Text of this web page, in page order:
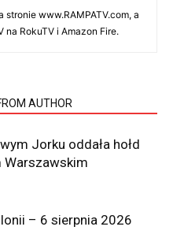
www.RAMPATV.com, a
na RokuTV i Amazon Fire.
AUTHOR
Jorku oddała hołd
Warszawskim
– 6 sierpnia 2026